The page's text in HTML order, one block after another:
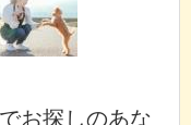
お探しのあな